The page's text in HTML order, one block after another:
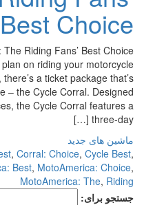
Best Choice
The Riding Fans’ Best Choice
plan on riding your motorcycle
there’s a ticket package that’s
– the Cycle Corral. Designed
the Cycle Corral features a
three-day […]
ماشین های جدید
,Corral: Choice,Cycle Best
Best,MotoAmerica: Choice
MotoAmerica: The,Riding
جستجو برای: